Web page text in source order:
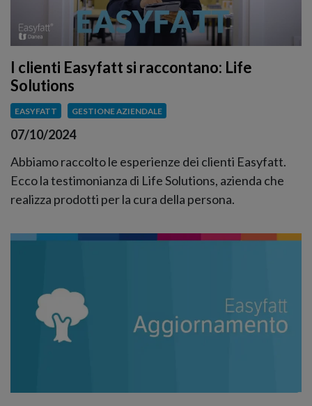
I clienti Easyfatt si raccontano: Life
Solutions
EASYFATT GESTIONE AZIENDALE
07/10/2024
Abbiamo raccolto le esperienze dei clienti Easyfatt.
Ecco la testimonianza di Life Solutions, azienda che
realizza prodotti per la cura della persona.